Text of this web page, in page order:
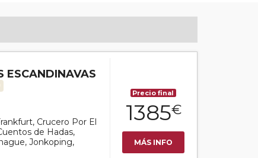
ESCANDINAVAS
Crucero Por El
de Hadas,
Jonkoping,
Precio final
1385€
MÁS INFO